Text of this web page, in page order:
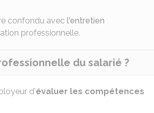
confondu avec l'entretien
professionnelle.
du salarié ?
d'évaluer les compétences